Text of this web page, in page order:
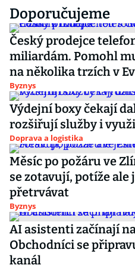
Doporučujeme
Český prodejce
miliardám. Pomohl
na několika trzích v
Byznys
Výdejní boxy čekají
rozšiřují služby i
Doprava a logistika
Měsíc po požáru ve
se zotavují, potíže ale
přetrvávat
Byznys
AI asistenti začínají
Obchodníci se
kanál